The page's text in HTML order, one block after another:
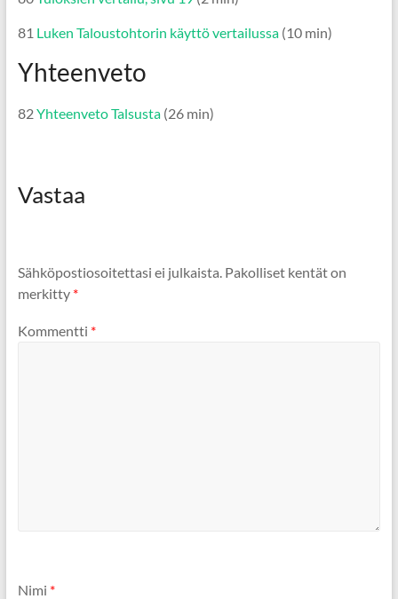
81 Luken Taloustohtorin käyttö vertailussa(10 min)
Yhteenveto
82Yhteenveto Talsusta(26 min)
Vastaa
Sähköpostiosoitettasi ei julkaista. Pakolliset kentät on
merkitty *
Kommentti *
Nimi *